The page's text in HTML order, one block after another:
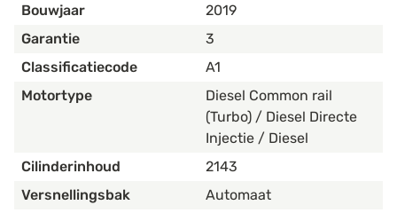
Bouwjaar
2019
Garantie
3
Classificatiecode
A1
Motortype
Diesel Common rail
(Turbo) / Diesel Directe
Injectie / Diesel
Cilinderinhoud
2143
Versnellingsbak
Automaat